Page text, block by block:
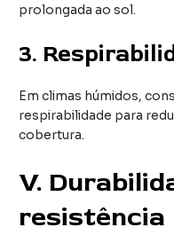
prolongada ao sol.
3.
Em climas húmidos,
respirabilidade para
cobertura.
V.
resistência